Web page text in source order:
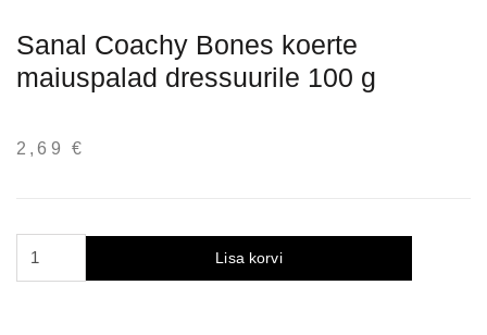
Sanal Coachy Bones koerte
maiuspalad dressuurile 100 g
2,69 €
Sanal
Lisa korvi